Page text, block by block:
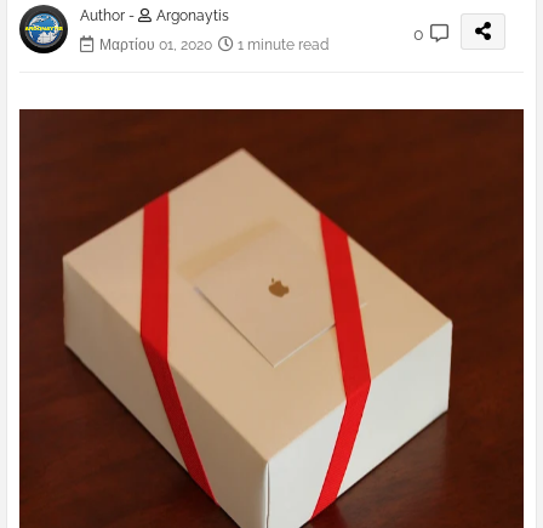
Author -
Argonaytis
Μαρτίου 01, 2020
1 minute read
0